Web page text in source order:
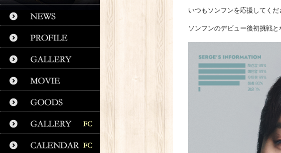
いつもソンフンを応援してくだ
ソンフンのデビュー後初挑戦